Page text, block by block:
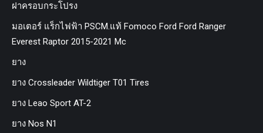
ฝาครอบกระโปรง
มอเตอร์ แร็กไฟฟ้า PSCM.แท้ Fomoco Ford Ford Ranger
Everest Raptor 2015-2021 Mc
ยาง
ยาง Crossleader Wildtiger T01 Tires
ยาง Leao Sport AT-2
ยาง Nos N1